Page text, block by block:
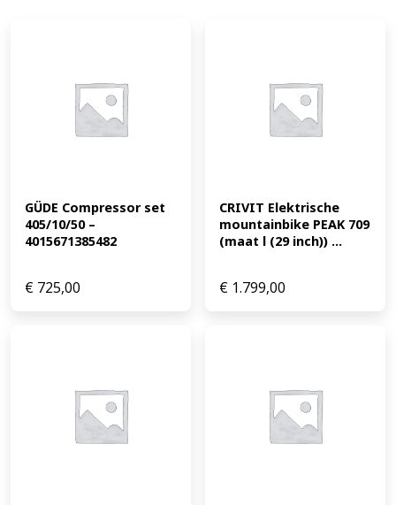
GÜDE Compressor set
405/10/50 –
4015671385482
€ 725,00
CRIVIT Elektrische
mountainbike PEAK 709
(maat l (29 inch)) ...
€ 1.799,00